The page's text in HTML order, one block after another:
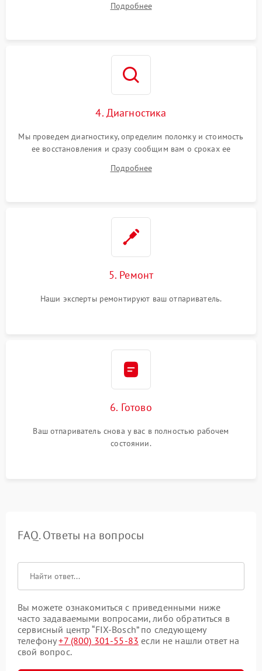
Подробнее
4. Диагностика
Мы проведем диагностику, определим поломку и стоимость
ее восстановления и сразу сообщим вам о сроках ее
Подробнее
5. Ремонт
Наши эксперты ремонтируют ваш отпариватель.
6. Готово
Ваш отпариватель снова у вас в полностью рабочем
состоянии.
FAQ. Ответы на вопросы
Вы можете ознакомиться с приведенными ниже
часто задаваемыми вопросами, либо обратиться в
сервисный центр “FIX-Bosch” по следующему
телефону+7 (800) 301-55-83 если не нашли ответ на
свой вопрос.